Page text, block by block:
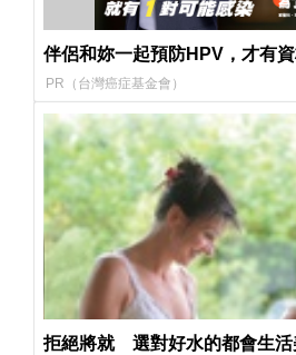
伴侶和妳一起預防HPV，才有資
PR（台灣癌症基金會）
拒絕將就 選對好水的都會生